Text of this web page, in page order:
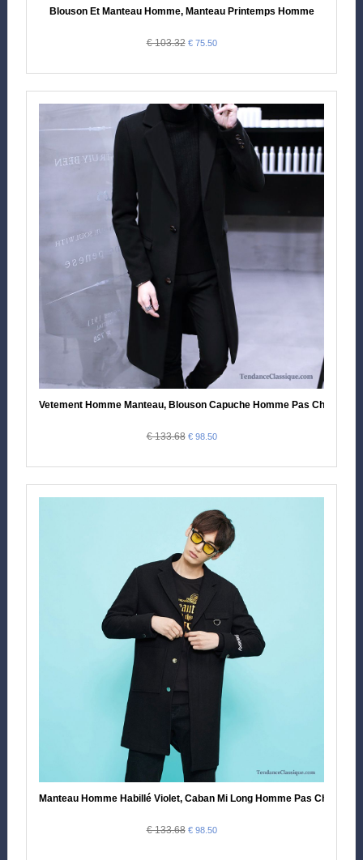
Blouson Et Manteau Homme, Manteau Printemps Homme
€ 103.32 € 75.50
Vetement Homme Manteau, Blouson Capuche Homme Pas Cher
€ 133.68 € 98.50
Manteau Homme Habillé Violet, Caban Mi Long Homme Pas Cher
€ 133.68 € 98.50